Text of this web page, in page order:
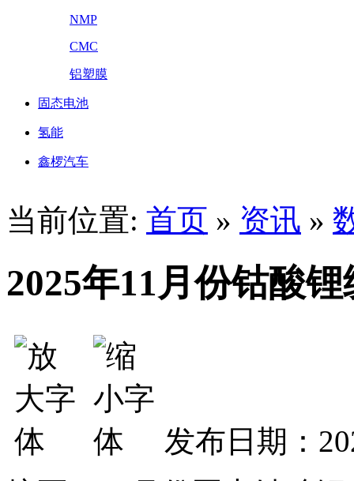
NMP
CMC
铝塑膜
固态电池
氢能
鑫椤汽车
当前位置: 首页 » 资讯 »
2025年11月份钴酸
发布日期：